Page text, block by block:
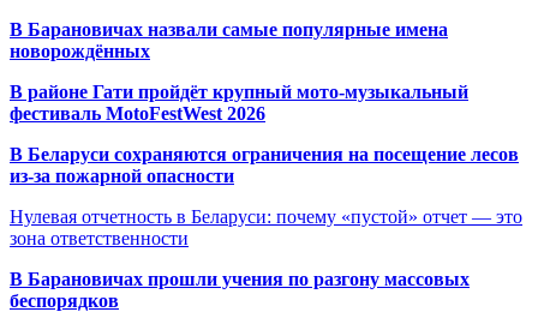
В Барановичах назвали самые популярные имена
новорождённых
В районе Гати пройдёт крупный мото-музыкальный
фестиваль MotoFestWest 2026
В Беларуси сохраняются ограничения на посещение лесов
из-за пожарной опасности
Нулевая отчетность в Беларуси: почему «пустой» отчет — это
зона ответственности
В Барановичах прошли учения по разгону массовых
беспорядков